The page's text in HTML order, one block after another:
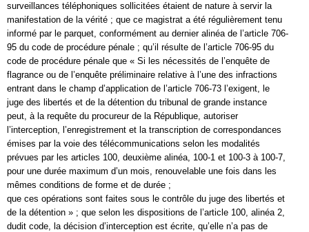
surveillances téléphoniques sollicitées étaient de nature à servir la
manifestation de la vérité ; que ce magistrat a été régulièrement tenu
informé par le parquet, conformément au dernier alinéa de l’article 706-
95 du code de procédure pénale ; qu’il résulte de l’article 706-95 du
code de procédure pénale que « Si les nécessités de l’enquête de
flagrance ou de l’enquête préliminaire relative à l’une des infractions
entrant dans le champ d’application de l’article 706-73 l’exigent, le
juge des libertés et de la détention du tribunal de grande instance
peut, à la requête du procureur de la République, autoriser
l’interception, l’enregistrement et la transcription de correspondances
émises par la voie des télécommunications selon les modalités
prévues par les articles 100, deuxième alinéa, 100-1 et 100-3 à 100-7,
pour une durée maximum d’un mois, renouvelable une fois dans les
mêmes conditions de forme et de durée ;
que ces opérations sont faites sous le contrôle du juge des libertés et
de la détention » ; que selon les dispositions de l’article 100, alinéa 2,
dudit code, la décision d’interception est écrite, qu’elle n’a pas de